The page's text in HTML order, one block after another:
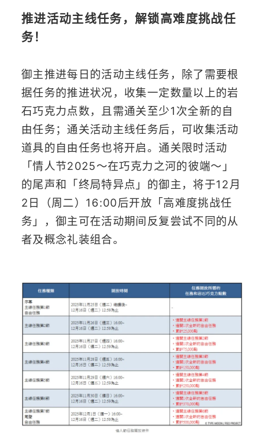
推进活动主线任务，解锁高难度挑战任
务！
御主推进每日的活动主线任务，除了需要根
据任务的推进状况，收集一定数量以上的岩
石巧克力点数，且需通关至少1次全新的自
由任务；通关活动主线任务后，可收集活动
道具的自由任务也将开启。通关限时活动
「情人节2025～在巧克力之河的彼端～」
的尾声和「终局特异点」的御主，将于12月
2日（周二）16:00后开放「高难度挑战任
务」，御主可在活动期间反复尝试不同的从
者及概念礼装组合。